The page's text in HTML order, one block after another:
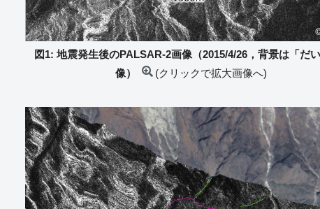
図1: 地震発生後のPALSAR-2画像（2015/4/26，背景は「だ
像）
(クリックで拡大画像へ)